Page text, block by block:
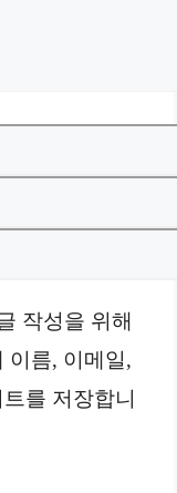
작성을 위해
이름, 이메일,
를 저장합니